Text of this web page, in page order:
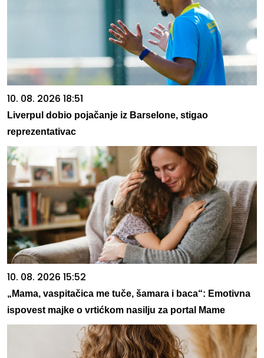
10. 08. 2026 18:51
Liverpul dobio pojačanje iz Barselone, stigao
reprezentativac
10. 08. 2026 15:52
„Mama, vaspitačica me tuče, šamara i baca“: Emotivna
ispovest majke o vrtićkom nasilju za portal Mame